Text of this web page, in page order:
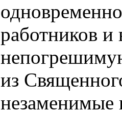
работников
из
незаменимые